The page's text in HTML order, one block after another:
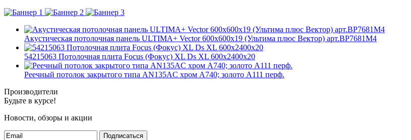
Акустическая потолочная панель ULTIMA+ Vector 600x600x19 (Ультима плюс Вектор) арт.BP7681M4
54215063 Потолочная плита Focus (Фокус) XL Ds XL 600x2400x20
Реечный потолок закрытого типа AN135AС хром А740; золото А111 перф.
Производители
Будьте в курсе!
Новости, обзоры и акции
Подписаться